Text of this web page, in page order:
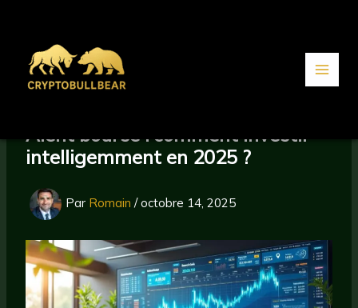
Alent bourse : comment investir
intelligemment en 2025 ?
Par Romain/octobre 14, 2025